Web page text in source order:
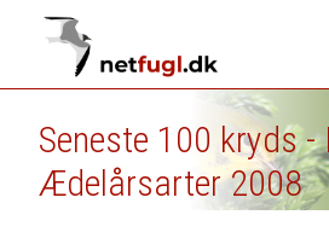
Seneste 100 kryds -
Ædelårsarter 2008